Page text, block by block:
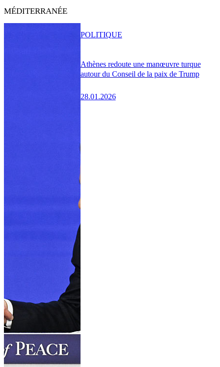
MÉDITERRANÉE
Athènes redoute une manœuvre turque
autour du Conseil de la paix de Trump
28.01.2026
POLITIQUE